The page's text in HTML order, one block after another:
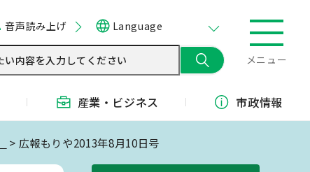
音声読み上げ Language
メニュー
産業・ ビジネス 市政情報
> 広報もりや2013年8月10日号